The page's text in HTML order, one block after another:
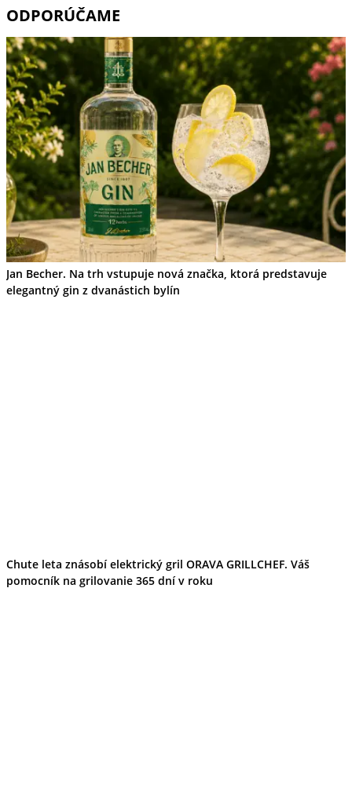
ODPORÚČAME
Jan Becher. Na trh vstupuje nová značka, ktorá predstavuje
elegantný gin z dvanástich bylín
Chute leta znásobí elektrický gril ORAVA GRILLCHEF. Váš
pomocník na grilovanie 365 dní v roku